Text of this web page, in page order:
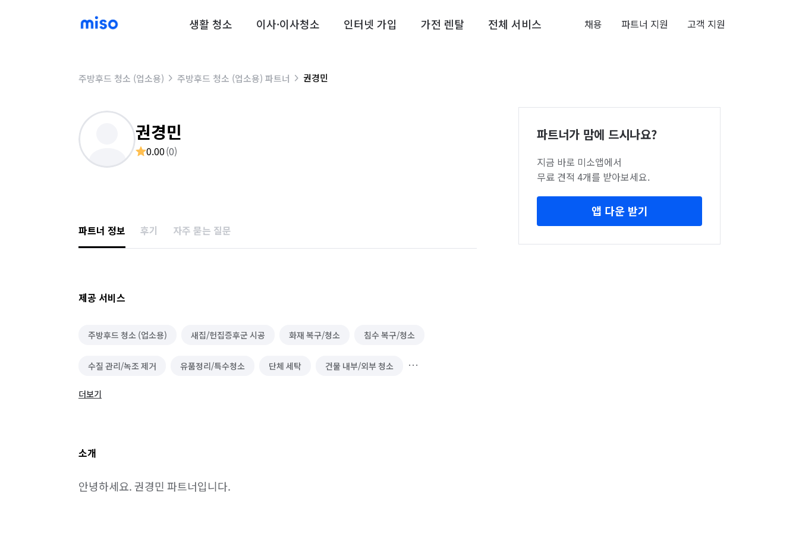
생활 청소 이사·이사청소 인터넷 가입 가전 렌탈 전체 서비스 채용 파트너 지원 고객 지원
주방후드 청소 (업소용) 주방후드 청소 (업소용) 파트너 권경민
권경민
0.00(0)
파트너 정보 후기 자주 묻는 질문
제공 서비스
주방후드 청소 (업소용) 새집/헌집증후군 시공 화재 복구/청소 침수 복구/청소
수질 관리/녹조 제거 유품정리/특수청소 단체 세탁 건물 내부/외부 청소
물탱크/저수조 청소
바닥 청소 (왁스 코팅)
에어컨 청소 (상업용) 세탁기 청소 (상업용)
더보기
소개
안녕하세요. 권경민 파트너입니다.
파트너가 맘에 드시나요?
지금 바로 미소앱에서
무료 견적 4개를 받아보세요.
앱 다운 받기